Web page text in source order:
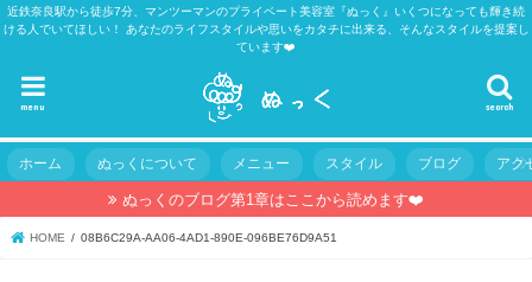
近鉄奈良駅から徒歩7分、マンツーマンのプライベート美容室『ぬっく』いくつになっても輝き続
ける人でいてほしい！ あなたのライフスタイルや思いをカタチに出来る、そんなスタイルを提案し
ています❤️
search
menu
ホーム ぬっくについて メニュー スタイル ブログ アク
ぬっくのブログ第1章はここから読めます❤️
HOME 08B6C29A-AA06-4AD1-890E-096BE76D9A51